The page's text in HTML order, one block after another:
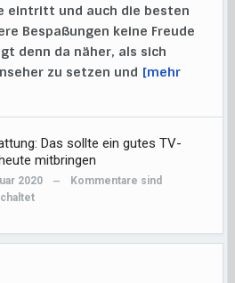
eintritt und auch die besten
Bespaßungen keine Freude
denn da näher, als sich
zu setzen und [mehr
Das sollte ein gutes TV-
mitbringen
2020 —
Kommentare sind